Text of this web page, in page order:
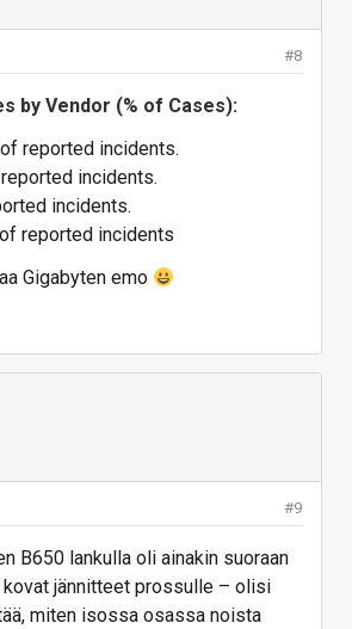
#8
by Vendor (% of Cases):
of reported incidents.
incidents.
incidents.
of reported incidents
Gigabyten emo
#9
B650 lankulla oli ainakin suoraan
kovat jännitteet prossulle – olisi
miten isossa osassa noista